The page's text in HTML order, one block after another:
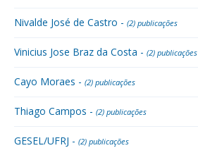
Nivalde José de Castro - (2) publicações
Vinicius Jose Braz da Costa - (2) publicações
Cayo Moraes - (2) publicações
Thiago Campos - (2) publicações
GESEL/UFRJ - (2) publicações